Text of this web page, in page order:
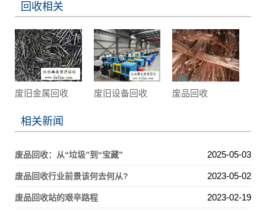
回收相关
废旧金属回收 废旧设备回收 废品回收
相关新闻
废品回收：从“垃圾”到“宝藏” 2025-05-03
废品回收行业前景该何去何从? 2023-05-02
废品回收站的艰辛路程 2023-02-19